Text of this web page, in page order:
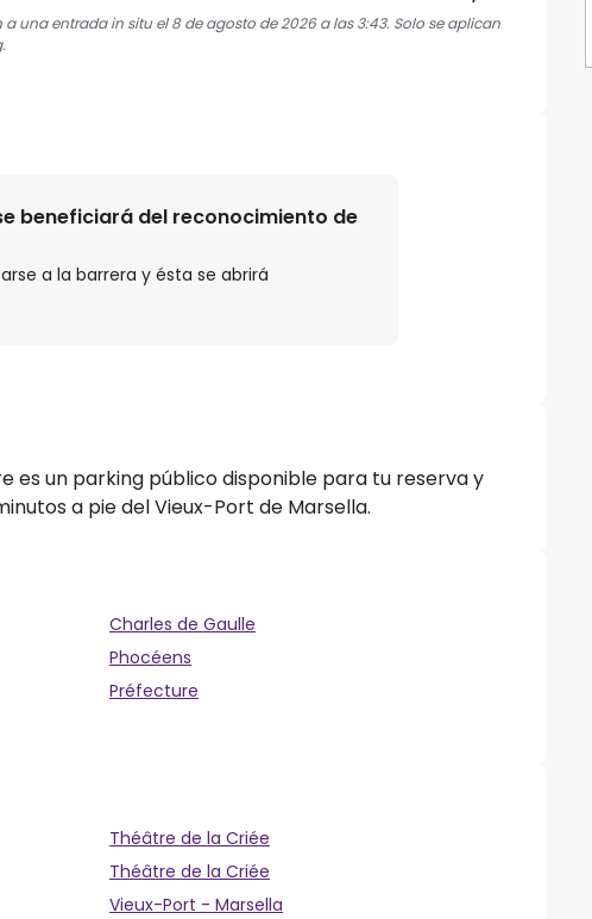
una entrada in situ el 8 de agosto de 2026 a las 3:43. Solo se aplican
beneficiará del reconocimiento de
a la barrera y ésta se abrirá
es un parking público disponible para tu reserva y
a pie del Vieux-Port de Marsella.
Charles de Gaulle
Phocéens
Préfecture
Théâtre de la Criée
Théâtre de la Criée
Vieux-Port - Marsella